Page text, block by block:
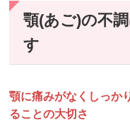
顎(あご)の不
す
顎に痛みがなくしっか
ることの大切さ